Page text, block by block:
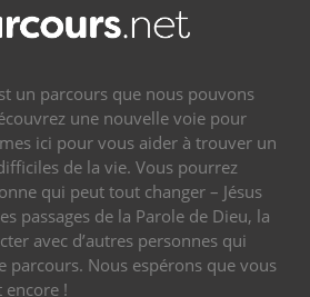
un parcours que nous pouvons
une nouvelle voie pour
ici pour vous aider à trouver un
de la vie. Vous pourrez
qui peut tout changer – Jésus
passages de la Parole de Dieu, la
avec d’autres personnes qui
parcours. Nous espérons que vous
encore !